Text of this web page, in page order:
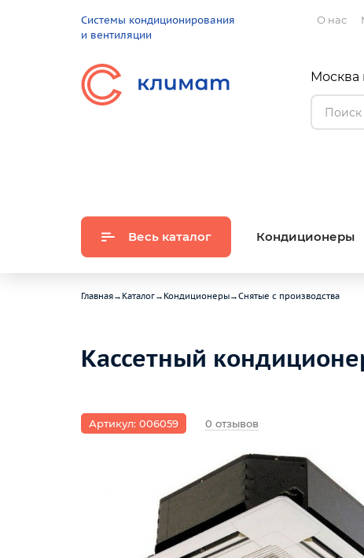
Системы кондиционирования
и вентиляции
О нас
Москва
Весь каталог Кондиционеры
Главная→ Каталог→ Кондиционеры→Снятые с производства
Кассетный
Артикул: 006059 0 отзывов